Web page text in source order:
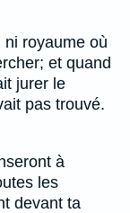
royaume où
et quand
jurer le
pas trouvé.
à
les
devant ta